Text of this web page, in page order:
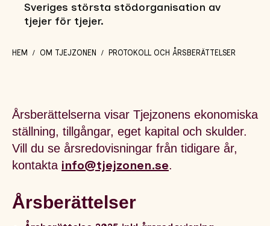
Sveriges största stödorganisation av
tjejer för tjejer.
HEM / OM TJEJZONEN / PROTOKOLL OCH ÅRSBERÄTTELSER
Årsberättelserna visar Tjejzonens ekonomiska
ställning, tillgångar, eget kapital och skulder.
Vill du se årsredovisningar från tidigare år,
kontakta info@tjejzonen.se.
Årsberättelser